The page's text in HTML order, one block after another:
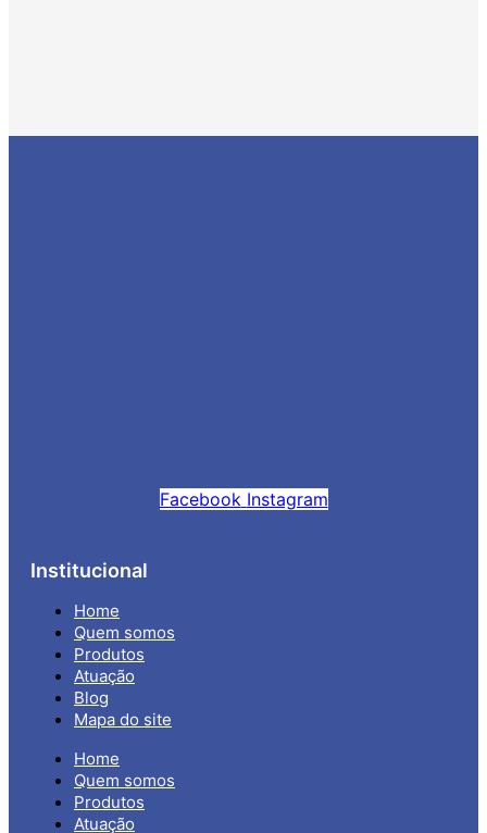
Facebook Instagram
Institucional
Home
Quem somos
Produtos
Atuação
Blog
Mapa do site
Home
Quem somos
Produtos
Atuação